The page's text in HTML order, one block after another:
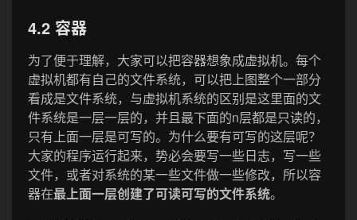
4.2 容器
为了便于理解，大家可以把容器想象成虚拟机。每个
虚拟机都有自己的文件系统，可以把上图整个一部分
看成是文件系统，与虚拟机系统的区别是这里面的文
件系统是一层一层的，并且最下面的n层都是只读的，
只有上面一层是可写的。为什么要有可写的这层呢？
大家的程序运行起来，势必会要写一些日志，写一些
文件，或者对系统的某一些文件做一些修改，所以容
器在最上面一层创建了可读可写的文件系统。